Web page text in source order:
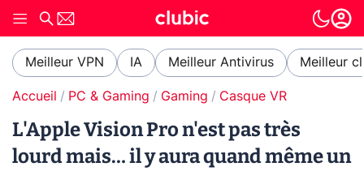
Meilleur VPN IA Meilleur Antivirus Meilleur
Accueil PC & Gaming Gaming Casque VR
L'Apple Vision Pro n'est pas très
lourd mais… il y aura quand même un